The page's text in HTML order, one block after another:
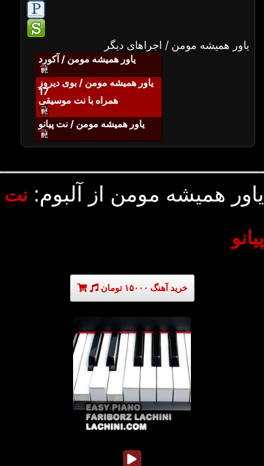
یاور همیشه مومن / اجراهای دیگر
یاور همیشه مومن / آکورد
یاور همیشه مومن / بوی دیروز
17
همراه با نت موسیقی
یاور همیشه مومن / نت پیانو
یاور همیشه مومن از آلبوم: نت
پیانو
خرید آهنگ ۱۵۰۰۰ تومان